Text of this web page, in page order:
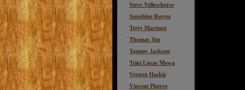
Steve Yellowhorse
Sunshine Reeves
Terry Martinez
Thomas Jim
Tommy Jackson
Trini Lucas Mowa
Vernon Haskie
Vincent Platero